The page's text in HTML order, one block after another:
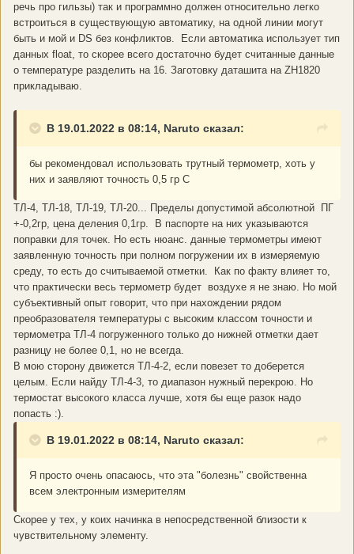
речь про гильзы) так и программно должен относительно легко
встроиться в существующую автоматику, на одной линии могут
быть и мой и DS без конфликтов. Если автоматика использует тип
данных float, то скорее всего достаточно будет считанные данные
о температуре разделить на 16. Заготовку даташита на ZH1820
прикладываю.
В 19.01.2022 в 08:14, Naruto сказал:
бы рекомендовал использовать трутный термометр, хоть у
них и заявляют точность 0,5 гр С
ТЛ-4, ТЛ-18, ТЛ-19, ТЛ-20... Пределы допустимой абсолютной ПГ
+-0,2гр, цена деления 0,1гр. В паспорте на них указываются
поправки для точек. Но есть нюанс. данные термометры имеют
заявленную точность при полном погружении их в измеряемую
среду, то есть до считываемой отметки. Как по факту влияет то,
что практически весь термометр будет воздухе я не знаю. Но мой
субъективный опыт говорит, что при нахождении рядом
преобразователя температуры с высоким классом точности и
термометра ТЛ-4 погруженного только до нижней отметки дает
разницу не более 0,1, но не всегда.
В мою сторону движется ТЛ-4-2, если повезет то доберется
целым. Если найду ТЛ-4-3, то диапазон нужный перекрою. Но
термостат высокого класса лучше, хотя бы еще разок надо
попасть :).
В 19.01.2022 в 08:14, Naruto сказал:
Я просто очень опасаюсь, что эта "болезнь" свойственна
всем электронным измерителям
Скорее у тех, у коих начинка в непосредственной близости к
чувствительному элементу.